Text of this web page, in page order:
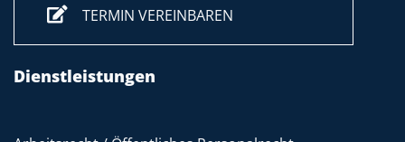
TERMIN VEREINBAREN
Dienstleistungen